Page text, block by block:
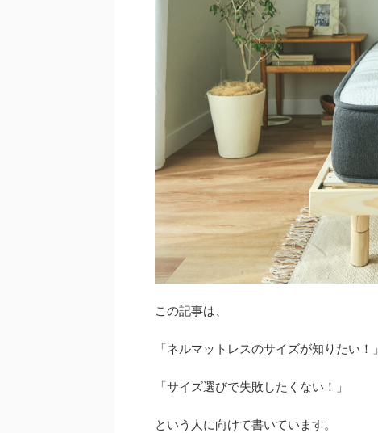
この記事は、
「ネルマットレスのサイズが知りたい！」
「サイズ選びで失敗したくない！」
という人に向けて書いています。